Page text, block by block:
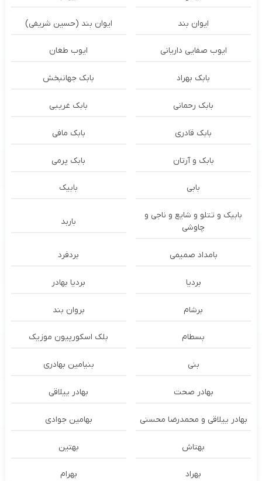
ایوان بند ایوان بند (حسین شریفی)
ایوب صفایی داریانی ایوب طغان
بابک بهراد بابک جهانبخش
بابک رحمانی بابک غریبی
بابک قادری بابک مافی
بابک و آرتان بابک پرمی
بابی بابیک
بابیک و تتلو و شایع و ناجی و
چاوشی
باربد
بامداد صمیمی بردفرد
بردیا بردیا بهادر
برشام بروان بند
بسطام بلک اسکورپیون موزیک
بنی بنیامین بهادری
بهادر صحت بهادر ییلاقی
بهادر ییلاقی و محمدرضا محسنی بهامین جوادی
بهتاش بهتین
بهراد بهرام